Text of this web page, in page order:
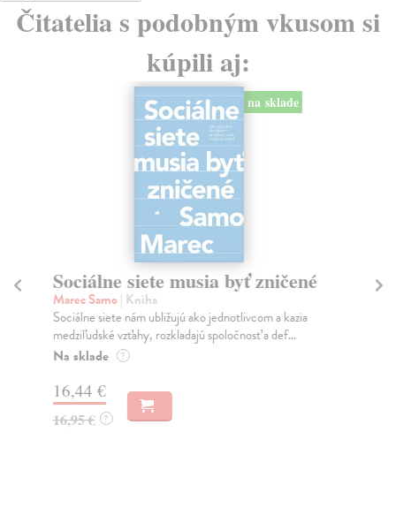
Čitatelia s podobným vkusom si
kúpili aj:
na sklade
Sociálne siete musia byť zničené
Marec Samo| Kniha
Sociálne siete nám ubližujú ako jednotlivcom a kazia
medziľudské vzťahy, rozkladajú spoločnosť a def...
Na sklade ?
16,44 €
16,95 € ?